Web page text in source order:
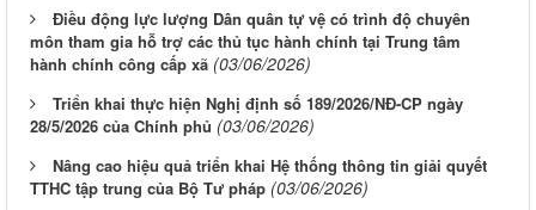
Điều động lực lượng Dân quân tự vệ có trình độ chuyên
môn tham gia hỗ trợ các thủ tục hành chính tại Trung tâm
hành chính công cấp xã (03/06/2026)
Triển khai thực hiện Nghị định số 189/2026/NĐ-CP ngày
28/5/2026 của Chính phủ (03/06/2026)
Nâng cao hiệu quả triển khai Hệ thống thông tin giải quyết
TTHC tập trung của Bộ Tư pháp (03/06/2026)